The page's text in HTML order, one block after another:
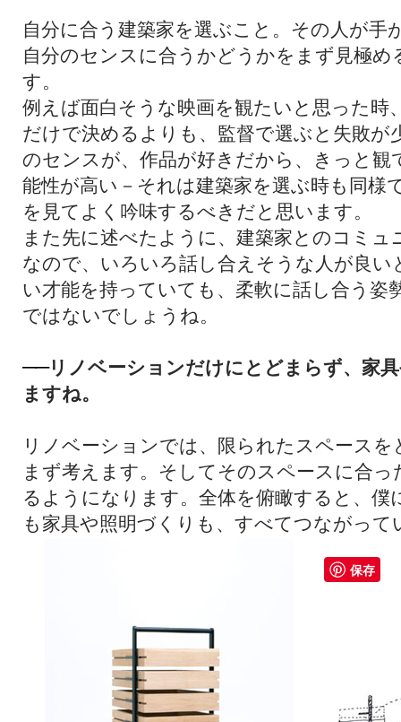
自分に合う建築家を選ぶこと。その人が手
自分のセンスに合うかどうかをまず見極
す。
例えば面白そうな映画を観たいと思った時
だけで決めるよりも、監督で選ぶと失敗が
のセンスが、作品が好きだから、きっと観
能性が高い－それは建築家を選ぶ時も同様
を見てよく吟味するべきだと思います。
また先に述べたように、建築家とのコミ
なので、いろいろ話し合えそうな人が良
い才能を持っていても、柔軟に話し合う姿
ではないでしょうね。
──リノベーションだけにとどまらず、家
ますね。
リノベーションでは、限られたスペース
まず考えます。そしてそのスペースに合
るようになります。全体を俯瞰すると、
も家具や照明づくりも、すべてつながって
保存